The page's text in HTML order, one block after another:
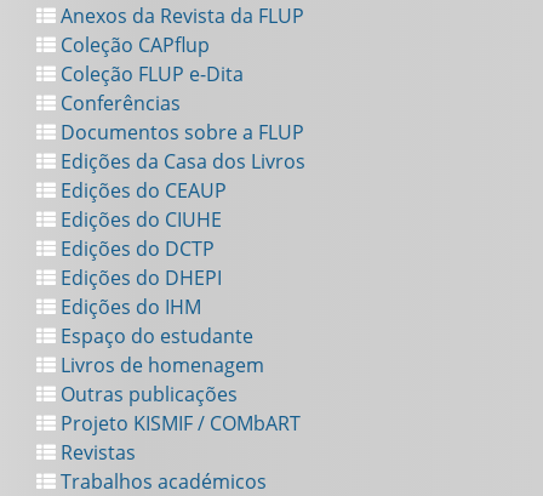
Anexos da Revista da FLUP
Coleção CAPflup
Coleção FLUP e-Dita
Conferências
Documentos sobre a FLUP
Edições da Casa dos Livros
Edições do CEAUP
Edições do CIUHE
Edições do DCTP
Edições do DHEPI
Edições do IHM
Espaço do estudante
Livros de homenagem
Outras publicações
Projeto KISMIF / COMbART
Revistas
Trabalhos académicos